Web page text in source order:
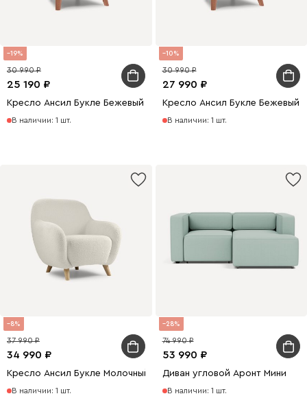
19
25 190
30 990
Кресло Ансил Букле Бежевый
В наличии: 1 шт.
10
27 990
30 990
Кресло Ансил Букле Бежевый
В наличии: 1 шт.
8
34 990
37 990
Кресло Ансил Букле Молочный
В наличии: 1 шт.
28
53 990
74 990
Диван угловой Аронт Мини
В наличии: 1 шт.